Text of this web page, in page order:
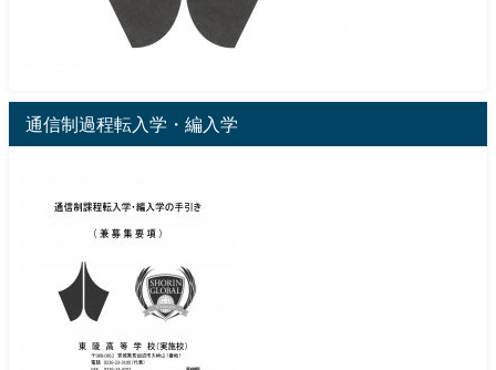
通信制過程転入学・編入学